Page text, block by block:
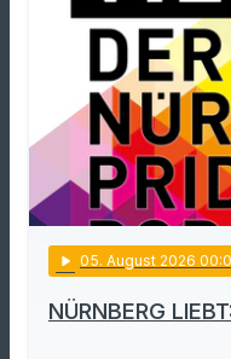
play_arrow 05. August 2026
NÜRNBERG